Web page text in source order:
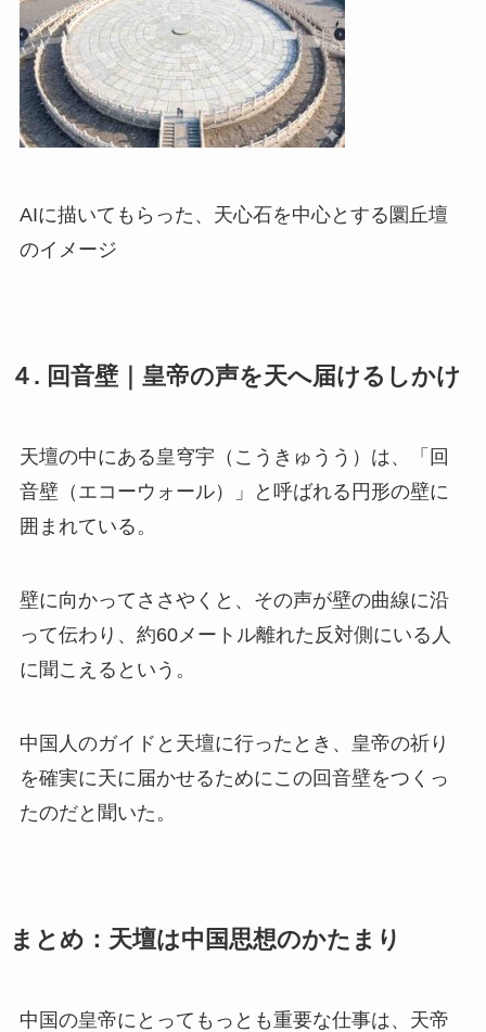
AIに描いてもらった、天心石を中心とする圜丘壇
のイメージ
４. 回音壁｜皇帝の声を天へ届けるしかけ
天壇の中にある皇穹宇（こうきゅうう）は、「回
音壁（エコーウォール）」と呼ばれる円形の壁に
囲まれている。
壁に向かってささやくと、その声が壁の曲線に沿
って伝わり、約60メートル離れた反対側にいる人
に聞こえるという。
中国人のガイドと天壇に行ったとき、皇帝の祈り
を確実に天に届かせるためにこの回音壁をつくっ
たのだと聞いた。
まとめ：天壇は中国思想のかたまり
中国の皇帝にとってもっとも重要な仕事は、天帝